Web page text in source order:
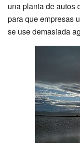
una planta de autos
para que empresas
se use demasiada